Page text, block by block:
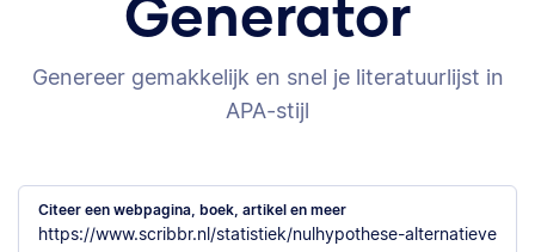
Genereer gemakkelijk en snel je literatuurlijst in
APA-stijl
Citeer een webpagina, boek, artikel en meer